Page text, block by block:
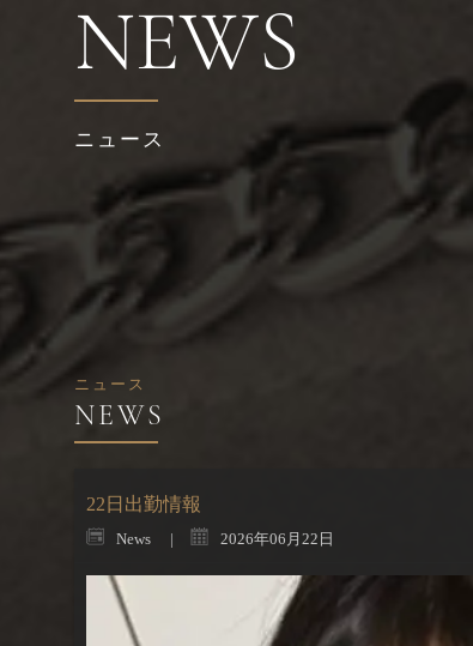
NEWS
ニュース
ニュース
22日出勤情報
News 2026年06月22日